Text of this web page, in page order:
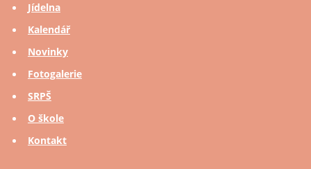
Jídelna
Kalendář
Novinky
Fotogalerie
SRPŠ
O škole
Kontakt